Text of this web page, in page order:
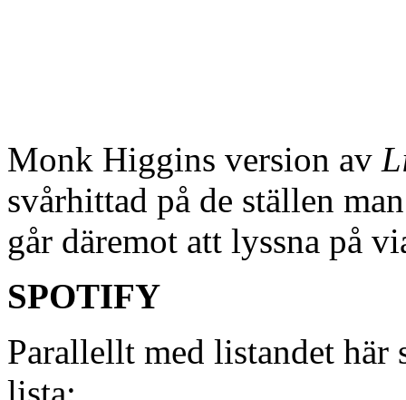
Monk Higgins version av
svårhittad på de ställen
går däremot att lyssna på
SPOTIFY
Parallellt med listandet